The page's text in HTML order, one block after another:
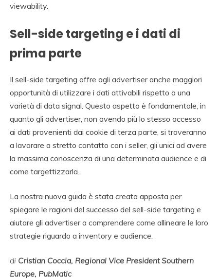
viewability.
Sell-side targeting e i dati di
prima parte
Il sell-side targeting offre agli advertiser anche maggiori
opportunità di utilizzare i dati attivabili rispetto a una
varietà di data signal. Questo aspetto è fondamentale, in
quanto gli advertiser, non avendo più lo stesso accesso
ai dati provenienti dai cookie di terza parte, si troveranno
a lavorare a stretto contatto con i seller, gli unici ad avere
la massima conoscenza di una determinata audience e di
come targettizzarla.
La nostra nuova guida è stata creata apposta per
spiegare le ragioni del successo del sell-side targeting e
aiutare gli advertiser a comprendere come allineare le loro
strategie riguardo a inventory e audience.
di Cristian Coccia, Regional Vice President Southern
Europe, PubMatic